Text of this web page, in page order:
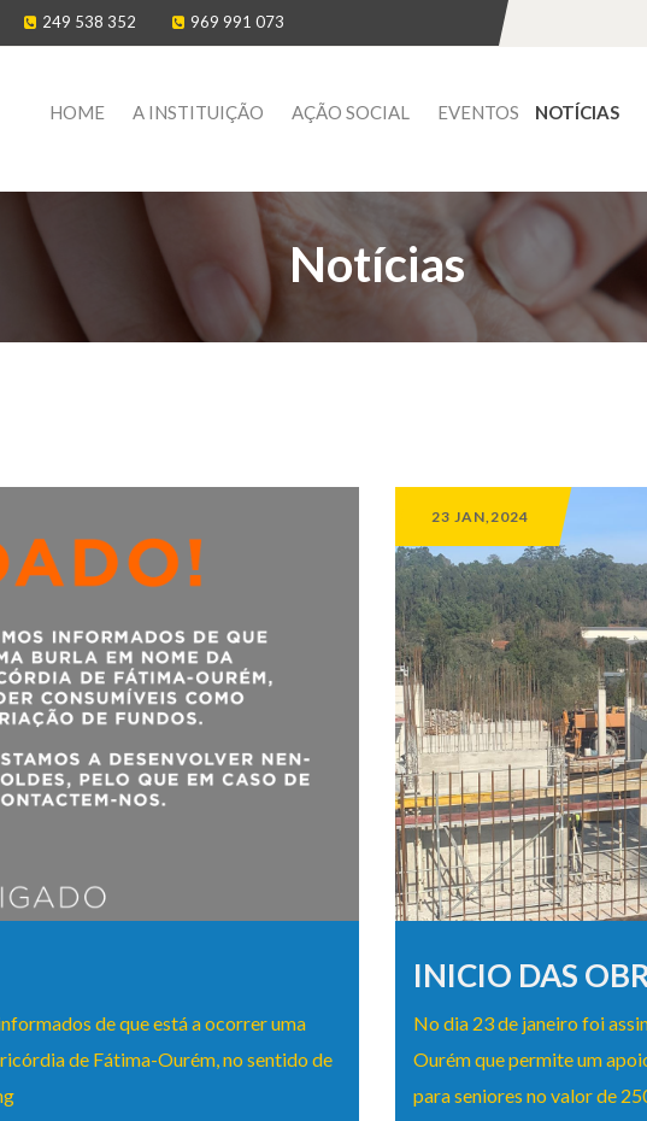
249 538 352 969 991 073
HOME A INSTITUIÇÃO AÇÃO SOCIAL EVENTOS NOTÍCIAS
Notícias
de que está a ocorrer uma
de Fátima-Ourém, no sentido de
23 JAN,2024
INICIO DAS
No dia 23 de janeiro foi
Ourém que permite um
para seniores no valor de